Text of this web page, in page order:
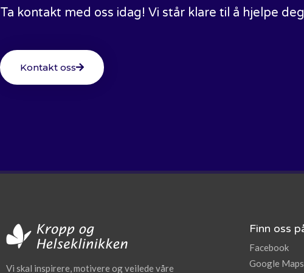
Ta kontakt med oss idag! Vi står klare til å hjelpe deg
Kontakt oss
Vi skal inspirere, motivere og veilede våre
Finn oss
Facebook
Google Maps